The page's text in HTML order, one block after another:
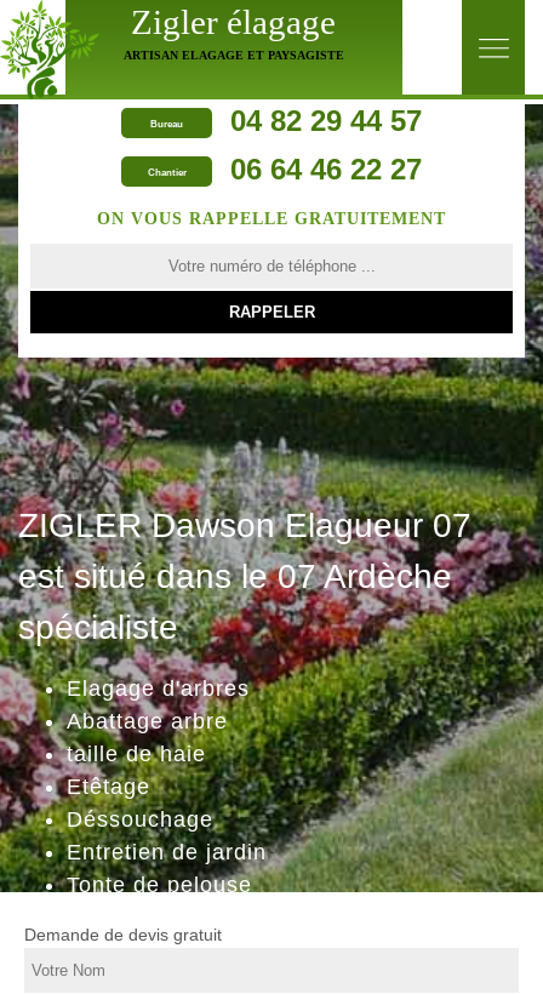
Zigler élagage
ARTISAN ELAGAGE ET PAYSAGISTE
Bureau 04 82 29 44 57
Chantier 06 64 46 22 27
ZIGLER Dawson Elagueur 07
est situé dans le 07 Ardèche
spécialiste
Elagage d'arbres
Abattage arbre
taille de haie
Etêtage
Déssouchage
Entretien de jardin
Tonte de pelouse
ON VOUS RAPPELLE GRATUITEMENT
Demande de devis gratuit